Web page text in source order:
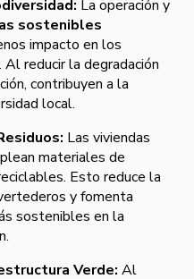
La operación y
sostenibles
impacto en los
reducir la degradación
contribuyen a la
local.
Las viviendas
materiales de
Esto reduce la
y fomenta
sostenibles en la
Verde: Al